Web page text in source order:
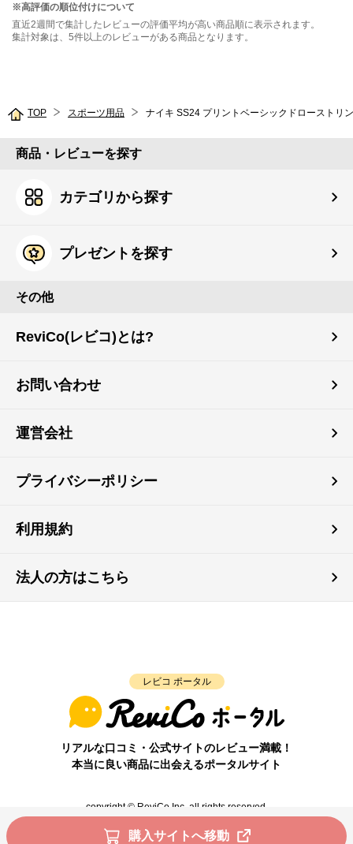
購入サイトへ移動
※高評価の順位付けについて
直近2週間で集計したレビューの評価平均が高い商品順に表示されます。
集計対象は、5件以上のレビューがある商品となります。
TOP スポーツ用品 ナイキ SS24 プリントベーシックドローストリ
商品・レビューを探す
カテゴリから探す
プレゼントを探す
その他
ReviCo(レビコ)とは?
お問い合わせ
運営会社
プライバシーポリシー
利用規約
法人の方はこちら
レビコ ポータル
リアルな口コミ・公式サイトのレビュー満載！
本当に良い商品に出会えるポータルサイト
copyright © ReviCo Inc. all rights reserved.